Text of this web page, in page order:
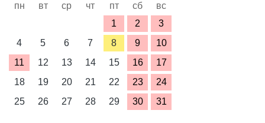
пн вт ср чт пт сб
вс
1
2
3
4
5 6 7 8 9
10
11
12 13 14 15 16
17
18
19 20 21 22 23
24
25
26 27 28 29 30 31